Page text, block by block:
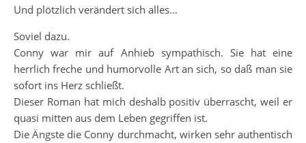
Und plötzlich verändert sich alles…
Soviel dazu.
Conny war mir auf Anhieb sympathisch. Sie hat eine
herrlich freche und humorvolle Art an sich, so daß man sie
sofort ins Herz schließt.
Dieser Roman hat mich deshalb positiv überrascht, weil er
quasi mitten aus dem Leben gegriffen ist.
Die Ängste die Conny durchmacht, wirken sehr authentisch